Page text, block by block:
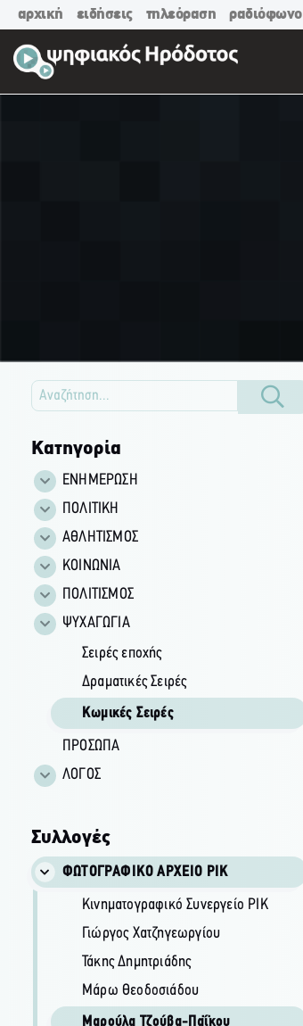
αρχική ειδήσεις τηλεόραση ραδιόφωνο
Κατηγορία
ΕΝΗΜΕΡΩΣΗ
ΠΟΛΙΤΙΚΗ
ΑΘΛΗΤΙΣΜΟΣ
ΚΟΙΝΩΝΙΑ
ΠΟΛΙΤΙΣΜΟΣ
ΨΥΧΑΓΩΓΙΑ
Σειρές εποχής
Δραματικές Σειρές
Κωμικές Σειρές
ΠΡΟΣΩΠΑ
ΛΟΓΟΣ
Συλλογές
ΦΩΤΟΓΡΑΦΙΚΌ ΑΡΧΕΊΟ ΡΙΚ
Κινηματογραφικό Συνεργείο ΡΙΚ
Γιώργος Χατζηγεωργίου
Τάκης Δημητριάδης
Μάρω Θεοδοσιάδου
Μαρούλα Τζούβα-Παΐκου